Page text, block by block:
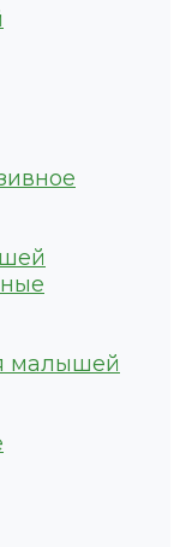
малышей